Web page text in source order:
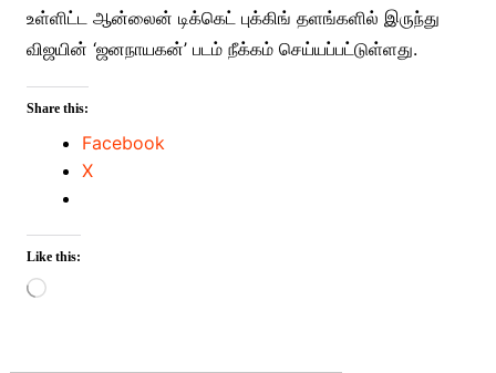
உள்ளிட்ட ஆன்லைன் டிக்கெட் புக்கிங் தளங்களில் இருந்து
விஜயின் ‘ஜனநாயகன்’ படம் நீக்கம் செய்யப்பட்டுள்ளது.
Share this:
Facebook
X
Like this:
Loading…